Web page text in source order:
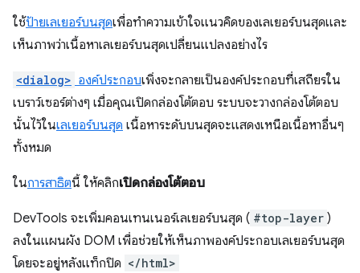
ใช้ป้ายเลเยอร์บนสุดเพื่อทำความเข้าใจแนวคิดของเลเยอร์บนสุดและ
เห็นภาพว่าเนื้อหาเลเยอร์บนสุดเปลี่ยนแปลงอย่างไร
<dialog> องค์ประกอบเพิ่งจะกลายเป็นองค์ประกอบที่เสถียรใน
เบราว์เซอร์ต่างๆ เมื่อคุณเปิดกล่องโต้ตอบ ระบบจะวางกล่องโต้ตอบ
นั้นไว้ในเลเยอร์บนสุด เนื้อหาระดับบนสุดจะแสดงเหนือเนื้อหาอื่นๆ
ทั้งหมด
ในการสาธิตนี้ ให้คลิกเปิดกล่องโต้ตอบ
DevTools จะเพิ่มคอนเทนเนอร์เลเยอร์บนสุด ( #top-layer )
ลงในแผนผัง DOM เพื่อช่วยให้เห็นภาพองค์ประกอบเลเยอร์บนสุด
โดยจะอยู่หลังแท็กปิด </html>